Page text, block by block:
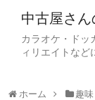
中古屋さ
カラオケ・ドッ
ィリエイトなど
ホーム 趣味